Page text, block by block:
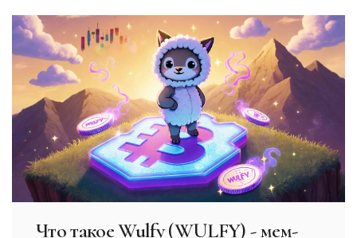
Что такое Wulfy (WULFY) - мем-